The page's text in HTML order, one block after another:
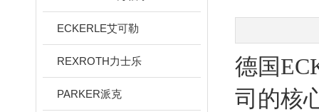
ECKERLE艾可勒
REXROTH力士乐
PARKER派克
德国
司的核